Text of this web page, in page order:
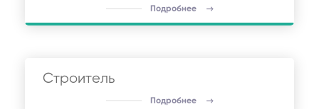
Подробнее
Строитель
Подробнее